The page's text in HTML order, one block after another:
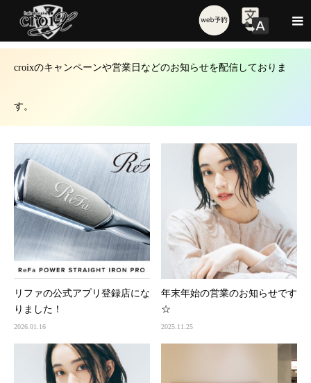
News
croixのキャンペーンや営業日などのお知らせを配信しておりま
す。
リファの公式アプリ登録店にな
りました！
2026.01.16
年末年始の営業のお知らせです
☆
2025.11.25